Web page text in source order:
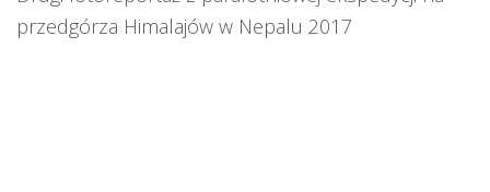
przedgórza Himalajów w Nepalu 2017